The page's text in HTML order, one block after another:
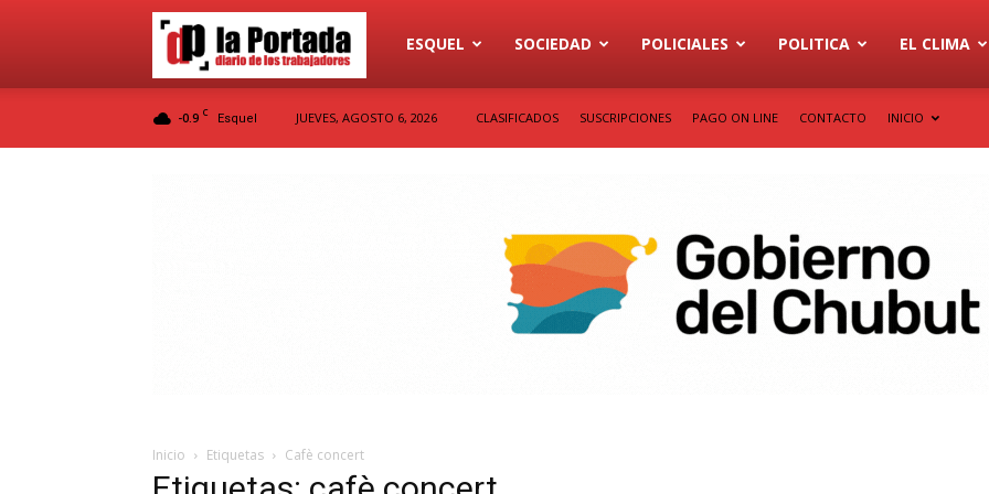
Diario
La
ESQUEL SOCIEDAD POLICIALES POLITICA EL CLIMA
-0.9 C Esquel JUEVES, AGOSTO 6, 2026 CLASIFICADOS SUSCRIPCIONES PAGO ON LINE CONTACTO INICIO
Inicio Etiquetas Cafè concert